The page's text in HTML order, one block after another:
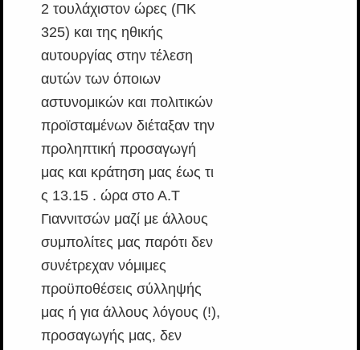
2 τουλάχιστον ώρες (ΠΚ
325) και της ηθικής
αυτουργίας στην τέλεση
αυτών των όποιων
αστυνομικών και πολιτικών
προϊσταμένων διέταξαν την
προληπτική προσαγωγή
μας και κράτηση μας έως τι
ς 13.15 . ώρα στο Α.Τ
Γιαννιτσών μαζί με άλλους
συμπολίτες μας παρότι δεν
συνέτρεχαν νόμιμες
προϋποθέσεις σύλληψής
μας ή για άλλους λόγους (!),
προσαγωγής μας, δεν